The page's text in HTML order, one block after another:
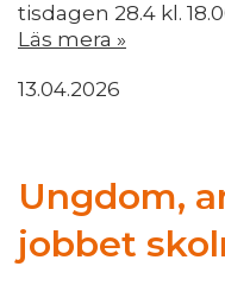
tisdagen 28.4 kl.
Läs mera »
13.04.2026
Ungdom,
jobbet